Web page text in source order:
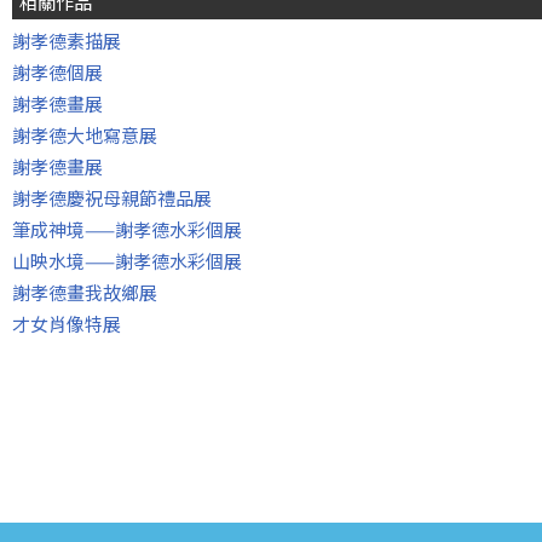
謝孝德素描展
謝孝德個展
謝孝德畫展
謝孝德大地寫意展
謝孝德畫展
謝孝德慶祝母親節禮品展
筆成神境——謝孝德水彩個展
山映水境——謝孝德水彩個展
謝孝德畫我故鄉展
才女肖像特展